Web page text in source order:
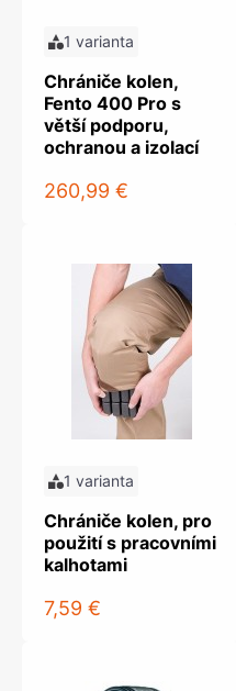
1 varianta
Chrániče kolen,
Fento 400 Pro s
větší podporu,
ochranou a izolací
260,99 €
1 varianta
Chrániče kolen, pro
použití s pracovními
kalhotami
7,59 €